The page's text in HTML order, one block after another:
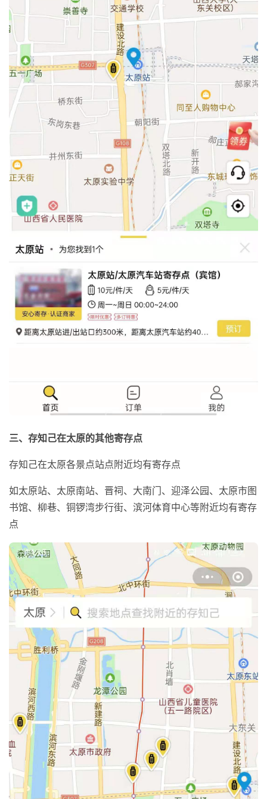
三、存知己在太原的其他寄存点
存知己在太原各景点站点附近均有寄存点
如太原站、太原南站、晋祠、大南门、迎泽公园、太原市图
书馆、柳巷、铜锣湾步行街、滨河体育中心等附近均有寄存
点